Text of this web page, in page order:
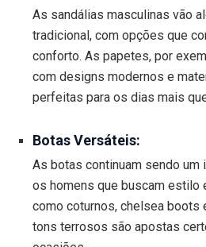
As sandálias masculinas vão
tradicional, com opções que
conforto. As papetes, por
com designs modernos e
perfeitas para os dias mais
Botas Versáteis:
As botas continuam sendo um
os homens que buscam estilo
como coturnos, chelsea boots
tons terrosos são apostas